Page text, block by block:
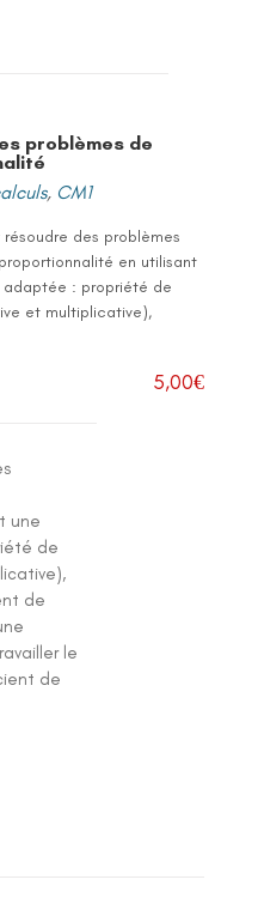
problèmes de
, CM1
des problèmes
en utilisant
adaptée : propriété de
et multiplicative),
5,00€
une
de
de
le
de